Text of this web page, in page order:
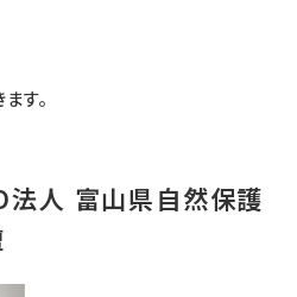
す。
人 富山県自然保護